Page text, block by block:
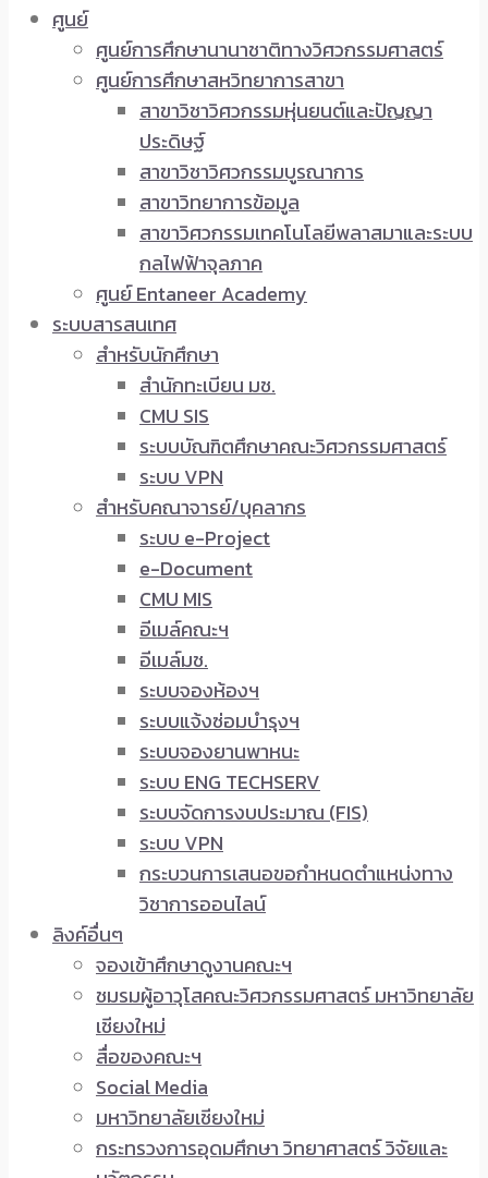
ศูนย์
ศูนย์การศึกษานานาชาติทางวิศวกรรมศาสตร์
ศูนย์การศึกษาสหวิทยาการสาขา
สาขาวิชาวิศวกรรมหุ่นยนต์และปัญญา
ประดิษฐ์
สาขาวิชาวิศวกรรมบูรณาการ
สาขาวิทยาการข้อมูล
สาขาวิศวกรรมเทคโนโลยีพลาสมาและระบบ
กลไฟฟ้าจุลภาค
ศูนย์ Entaneer Academy
ระบบสารสนเทศ
สำหรับนักศึกษา
สำนักทะเบียน มช.
CMU SIS
ระบบบัณฑิตศึกษาคณะวิศวกรรมศาสตร์
ระบบ VPN
สำหรับคณาจารย์/บุคลากร
ระบบ e-Project
e-Document
CMU MIS
อีเมล์คณะฯ
อีเมล์มช.
ระบบจองห้องฯ
ระบบแจ้งซ่อมบำรุงฯ
ระบบจองยานพาหนะ
ระบบ ENG TECHSERV
ระบบจัดการงบประมาณ (FIS)
ระบบ VPN
กระบวนการเสนอขอกำหนดตำแหน่งทาง
วิชาการออนไลน์
ลิงค์อื่นๆ
จองเข้าศึกษาดูงานคณะฯ
ชมรมผู้อาวุโสคณะวิศวกรรมศาสตร์ มหาวิทยาลัย
เชียงใหม่
สื่อของคณะฯ
Social Media
มหาวิทยาลัยเชียงใหม่
กระทรวงการอุดมศึกษา วิทยาศาสตร์ วิจัยและ